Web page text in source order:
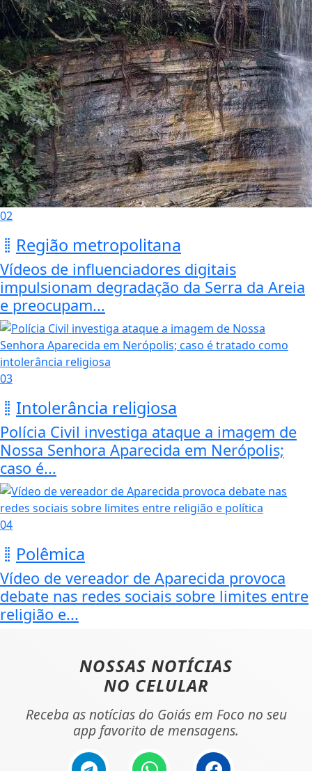
02
Região metropolitana
Vídeos de influenciadores digitais
impulsionam degradação da Serra da Areia
e preocupam...
03
Intolerância religiosa
Polícia Civil investiga ataque a imagem de
Nossa Senhora Aparecida em Nerópolis;
caso é...
04
Polêmica
Vídeo de vereador de Aparecida provoca
debate nas redes sociais sobre limites entre
religião e...
NOSSAS NOTÍCIAS
NO CELULAR
Receba as notícias do Goiás em Foco no seu
app favorito de mensagens.